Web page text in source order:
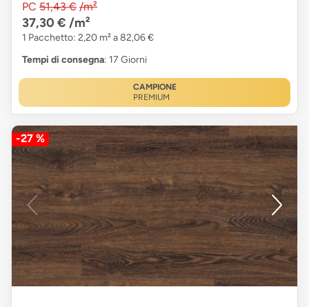
PC 51,43 € /m²
37,30 € /m²
1 Pacchetto: 2,20 m² a 82,06 €
Tempi di consegna: 17 Giorni
CAMPIONE
PREMIUM
-27 %